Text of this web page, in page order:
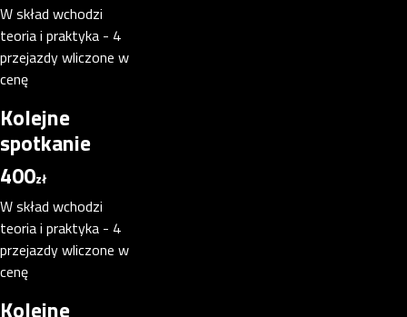
W skład wchodzi
teoria i praktyka - 4
przejazdy wliczone w
cenę
Kolejne
spotkanie
400zł
W skład wchodzi
teoria i praktyka - 4
przejazdy wliczone w
cenę
Kolejne